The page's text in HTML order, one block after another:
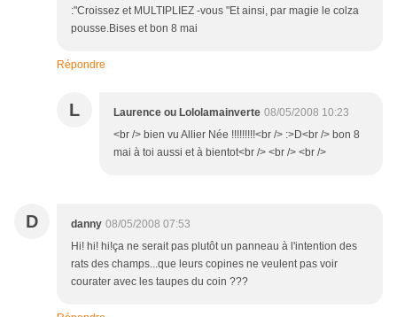
:"Croissez et MULTIPLIEZ -vous "Et ainsi, par magie le colza
pousse.Bises et bon 8 mai
Répondre
L Laurence ou Lololamainverte 08/05/2008 10:23
<br /> bien vu Allier Née !!!!!!!!!<br /> :>D<br /> bon 8
mai à toi aussi et à bientot<br /> <br /> <br />
D danny 08/05/2008 07:53
Hi! hi! hi!ça ne serait pas plutôt un panneau à l'intention des
rats des champs...que leurs copines ne veulent pas voir
courater avec les taupes du coin ???